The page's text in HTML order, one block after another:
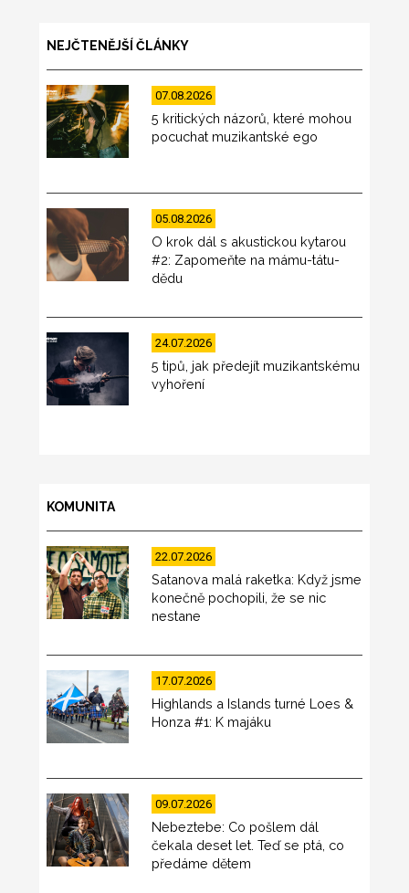
NEJČTENĚJŠÍ ČLÁNKY
07.08.2026
5 kritických názorů, které mohou
pocuchat muzikantské ego
05.08.2026
O krok dál s akustickou kytarou
#2: Zapomeňte na mámu-tátu-
dědu
24.07.2026
5 tipů, jak předejít muzikantskému
vyhoření
KOMUNITA
22.07.2026
Satanova malá raketka: Když jsme
konečně pochopili, že se nic
nestane
17.07.2026
Highlands a Islands turné Loes &
Honza #1: K majáku
09.07.2026
Nebeztebe: Co pošlem dál
čekala deset let. Teď se ptá, co
předáme dětem